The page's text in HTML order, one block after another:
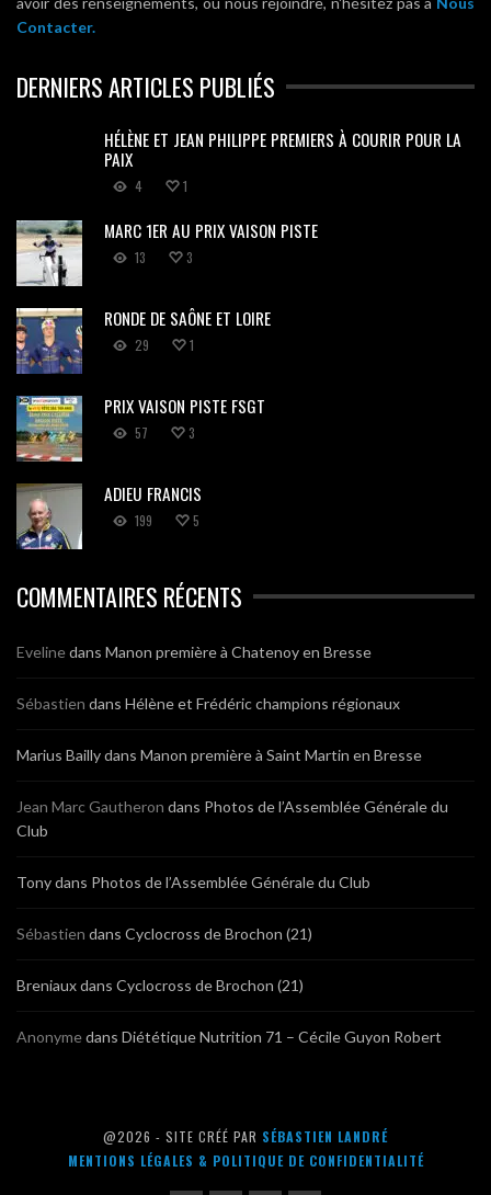
Contacter.
DERNIERS ARTICLES PUBLIÉS
HÉLÈNE ET JEAN PHILIPPE PREMIERS À COURIR POUR LA
PAIX
4 1
MARC 1ER AU PRIX VAISON PISTE
13 3
RONDE DE SAÔNE ET LOIRE
29 1
PRIX VAISON PISTE FSGT
57 3
ADIEU FRANCIS
199 5
COMMENTAIRES RÉCENTS
Evelinedans Manon première à Chatenoy en Bresse
Sébastien dans Hélène et Frédéric champions régionaux
Marius Baillydans Manon première à Saint Martin en Bresse
Jean Marc Gautheron dans Photos de l’Assemblée Générale du
Club
Tonydans Photos de l’Assemblée Générale du Club
Sébastien dans Cyclocross de Brochon (21)
Breniauxdans Cyclocross de Brochon (21)
Anonymedans Diététique Nutrition 71 – Cécile Guyon Robert
@2026 - SITE CRÉÉ PAR SÉBASTIEN LANDRÉ
MENTIONS LÉGALES & POLITIQUE DE CONFIDENTIALITÉ